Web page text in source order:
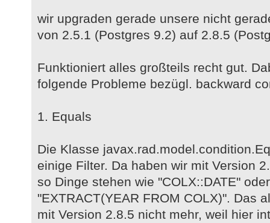
wir upgraden gerade unsere nicht
von 2.5.1 (Postgres 9.2) auf 2.8.5
Funktioniert alles großteils recht gut.
folgende Probleme bezügl. backward
1. Equals
Die Klasse
einige Filter. Da haben wir mit Version
so Dinge stehen wie "COLX::DATE"
"EXTRACT(YEAR FROM COLX)". Das
mit Version 2.8.5 nicht mehr, weil hier